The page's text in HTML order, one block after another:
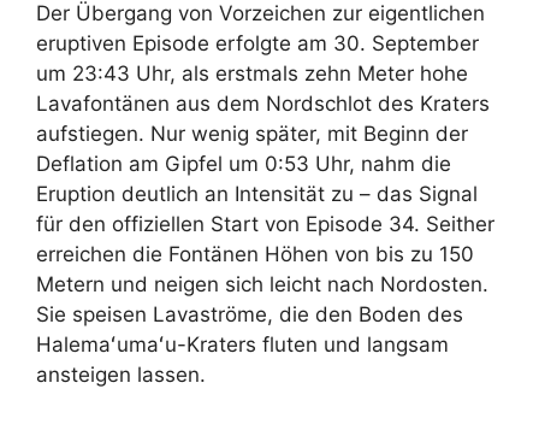
Der Übergang von Vorzeichen zur eigentlichen
eruptiven Episode erfolgte am 30. September
um 23:43 Uhr, als erstmals zehn Meter hohe
Lavafontänen aus dem Nordschlot des Kraters
aufstiegen. Nur wenig später, mit Beginn der
Deflation am Gipfel um 0:53 Uhr, nahm die
Eruption deutlich an Intensität zu – das Signal
für den offiziellen Start von Episode 34. Seither
erreichen die Fontänen Höhen von bis zu 150
Metern und neigen sich leicht nach Nordosten.
Sie speisen Lavaströme, die den Boden des
Halemaʻumaʻu-Kraters fluten und langsam
ansteigen lassen.